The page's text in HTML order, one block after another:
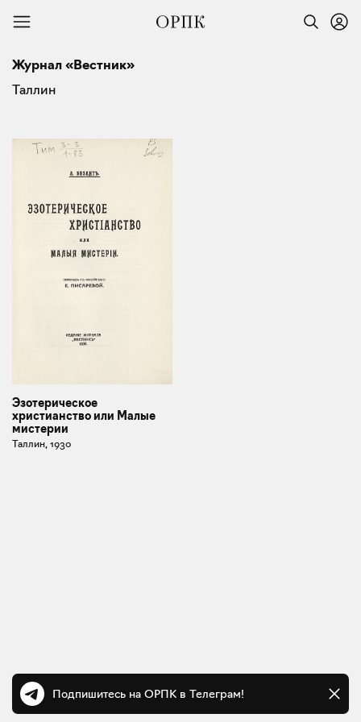
Журнал «Вестник»
Таллин
Эзотерическое
христианство или Малые
мистерии
Таллин, 1930
Подпишитесь на ОРПК в Телеграм!